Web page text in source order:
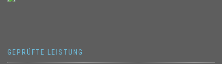
GEPRÜFTE LEISTUNG